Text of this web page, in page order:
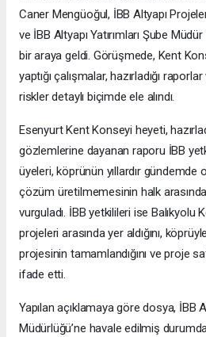
Caner Mengüoğul, İBB Altyapı
ve İBB Altyapı Yatırımları Şube
bir araya geldi. Görüşmede, Kent
yaptığı çalışmalar, hazırladığı
riskler detaylı biçimde ele alındı.
Esenyurt Kent Konseyi heyeti,
gözlemlerine dayanan raporu İBB
üyeleri, köprünün yıllardır gündemde
çözüm üretilmemesinin halk arasında
vurguladı. İBB yetkilileri ise Balıkyolu
projeleri arasında yer aldığını,
projesinin tamamlandığını ve proje
ifade etti.
Yapılan açıklamaya göre dosya, İBB
Müdürlüğü’ne havale edilmiş